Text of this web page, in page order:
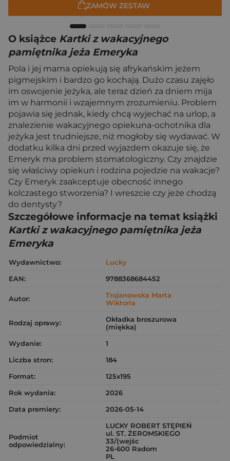
ZAMÓW ZESTAW
O książce Kartki z wakacyjnego
pamiętnika jeża Emeryka
Pola i jej mama opiekują się afrykańskim jeżem
pigmejskim i bardzo go kochają. Dużo czasu zajęło
im oswojenie jeżyka, ale teraz dzień za dniem mija
im w harmonii i wzajemnym zrozumieniu. Problem
pojawia się jednak, kiedy chcą wyjechać na urlop, a
znalezienie wakacyjnego opiekuna-ochotnika dla
jeżyka jest trudniejsze, niż mogłoby się wydawać. W
dodatku kilka dni przed wyjazdem okazuje się, że
Emeryk ma problem stomatologiczny. Czy znajdzie
się właściwy opiekun i rodzina pojedzie na wakacje?
Czy Emeryk zaakceptuje obecność innego
kolczastego stworzenia? I wreszcie czy jeże chodzą
do dentysty?
Szczegółowe informacje na temat książki
Kartki z wakacyjnego pamiętnika jeża
Emeryka
Wydawnictwo:
Lucky
EAN:
9788368684452
Autor:
Trojanowska Marta
Wiktoria
Rodzaj oprawy:
Okładka broszurowa
(miękka)
Wydanie:
1
Liczba stron:
184
Format:
125x195
Rok wydania:
2026
Data premiery:
2026-05-14
Podmiot
odpowiedzialny:
LUCKY ROBERT STĘPIEŃ
ul. ST. ŻEROMSKIEGO
33/(wejśc
26-600 Radom
PL